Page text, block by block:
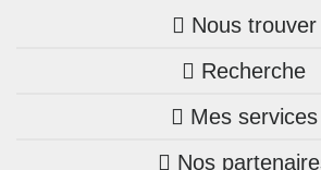
Nous trouver
Trouver une agence
Bretagne
Recherche
Nos annonces
Mes services
Mon compte
Nos